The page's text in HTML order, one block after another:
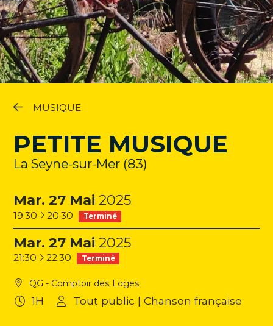
MUSIQUE
PETITE MUSIQUE
La Seyne-sur-Mer (83)
Mar. 27 Mai 2025
19:30 à20:30 Terminé
Mar. 27 Mai 2025
21:30 à22:30 Terminé
QG - Comptoir des Loges
1H Tout public | Chanson française
Mon compte
Abonnement
Programme
Contact
Newsletter
Instagram
Youtube